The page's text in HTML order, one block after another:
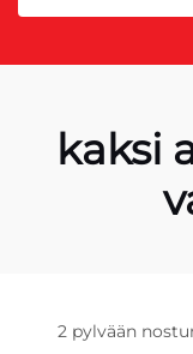
kaksi
2 pylvään